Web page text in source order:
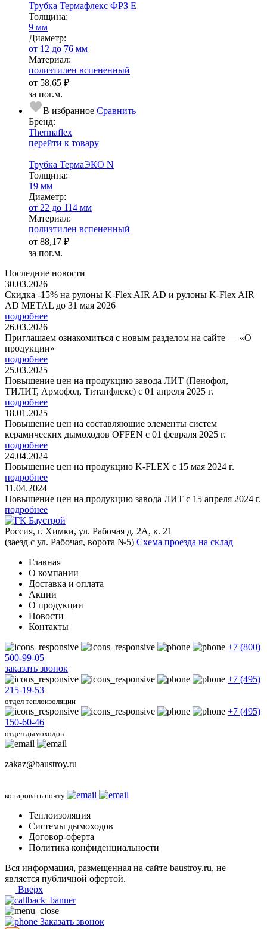
Трубка Термафлекс ФРЗ Е
Тол­щи­на:
9 мм
Диаметр:
от 12 до 76 мм
Ма­­те­­ри­­ал:
полиэтилен вспененный
от 58,65 ₽
за пог.м.
В избранное Сравнить
Бренд:
Thermaflex
перейти к товару
Трубка ТермаЭКО N
Тол­щи­на:
19 мм
Диаметр:
от 22 до 114 мм
Ма­­те­­ри­­ал:
полиэтилен вспененный
от 88,17 ₽
за пог.м.
Последние новости
30.03.2026
Скидка -15% на рулоны K-Flex AIR AD и рулоны K-Flex AIR
AD METAL до 31 мая 2026
подробнее
26.03.2026
Приглашаем ознакомиться с новым разделом на сайте — «О
продукции»
подробнее
25.03.2025
Повышение цен на продукцию завода ЛИТ (Пенофол,
ТИЛИТ, Армофол, Титанфлекс) с 01 апреля 2025 г.
подробнее
18.01.2025
Повышение цен на составляющие элементы систем
керамических дымоходов OFFEN с 01 февраля 2025 г.
подробнее
24.04.2024
Повышение цен на продукцию K-FLEX с 15 мая 2024 г.
подробнее
11.04.2024
Повышение цен на продукцию завода ЛИТ с 15 апреля 2024 г.
подробнее
Россия, г. Химки, ул. Рабочая д. 2А, к. 21
(заезд с ул. Рабочая, ворота №5) Схема проезда на склад
Главная
О компании
Доставка и оплата
Акции
О продукции
Новости
Контакты
+7 (800)
500-99-05
заказать звонок
+7 (495)
215-19-53
отдел теплоизоляции
+7 (495)
150-60-46
отдел дымоходов
zakaz@baustroy.ru
копировать почту
Теплоизоляция
Системы дымоходов
Договор-оферта
Политика конфиденциальности
Вся информация, размещенная на сайте baustroy.ru, не
является публичной офертой.
Вверх
Заказать звонок